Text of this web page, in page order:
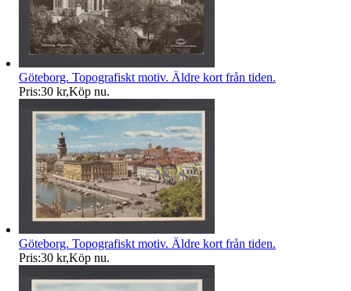
Göteborg. Topografiskt motiv. Äldre kort från tiden.
Pris:30 kr,Köp nu.
Göteborg. Topografiskt motiv. Äldre kort från tiden.
Pris:30 kr,Köp nu.